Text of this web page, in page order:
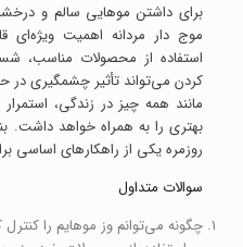
برای داشتن موهایی سالم و
موج دار مردانه اهمیت ویژه‌ای
استفاده از محصولات
کردن می‌تواند تأثیر چشمگیری
مانند همه چیز در زندگی،
بهتری را به همراه خواهد داشت.
روزمره یکی از راهکارهای اساسی
سوالات متداول
چگونه می‌توانم وز موهایم را کنترل